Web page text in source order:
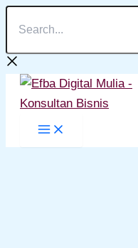
konten
Search...